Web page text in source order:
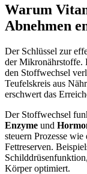
Warum
Abnehmen
Der Schlüssel zur
der Mikronährstoffe.
den Stoffwechsel
Teufelskreis aus
erschwert das
Der Stoffwechsel
Enzyme und
steuern Prozesse
Fettreserven.
Körper optimiert.